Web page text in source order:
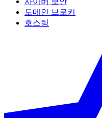
도메인 브로커
호스팅